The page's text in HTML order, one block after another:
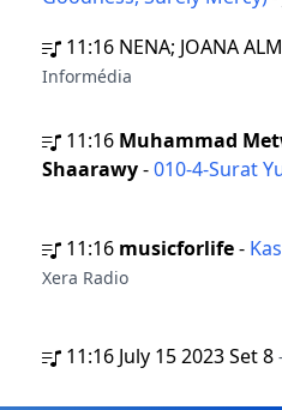
11:16 NENA; JOANA
Informédia
11:16 Muhammad
Shaarawy-010-4-Surat
11:16 musicforlife-
Xera Radio
11:16 July 15 2023 Set 8